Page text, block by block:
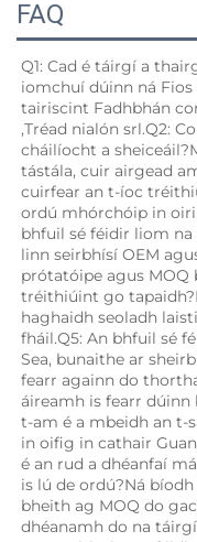
FAQ
Q1: Cad é táirgí a
iomchuí dúinn ná
tairiscint Fadhbhán
,Tréad nialón srl.Q2:
cháilíocht a
tástála, cuir airgead
cuirfear an t-íoc
ordú mhórchóip in
bhfuil sé féidir liom
linn seirbhísí OEM
prótatóipe agus MOQ
tréithiúint go
haghaidh seoladh
fháil.Q5: An bhfuil sé
Sea, bunaithe ar
fearr againn do
áireamh is fearr dúinn
t-am é a mbeidh an t-
in oifig in cathair
é an rud a dhéanfaí
is lú de ordú?Ná
bheith ag MOQ do
dhéanamh do na